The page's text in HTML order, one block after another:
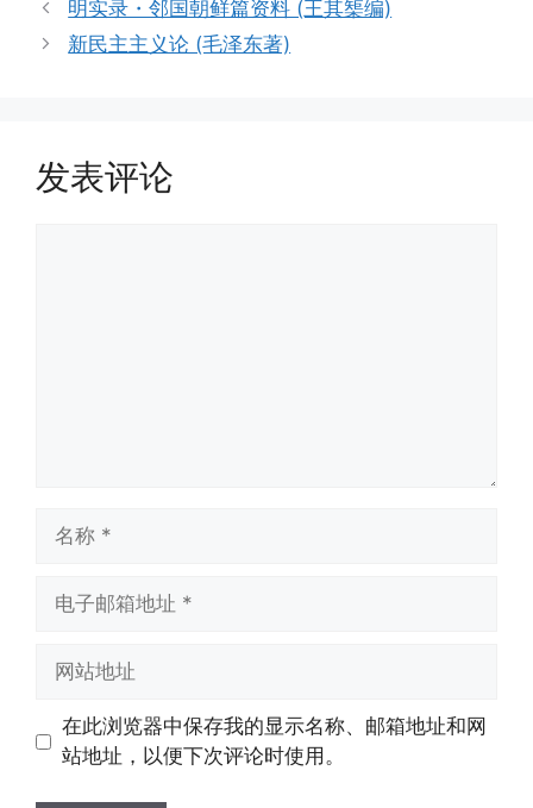
明实录・邻国朝鲜篇资料 (王其榘编)
新民主主义论 (毛泽东著)
发表评论
址
址
在此浏览器中保存我的显示名称、邮箱地址和网
站地址，以便下次评论时使用。